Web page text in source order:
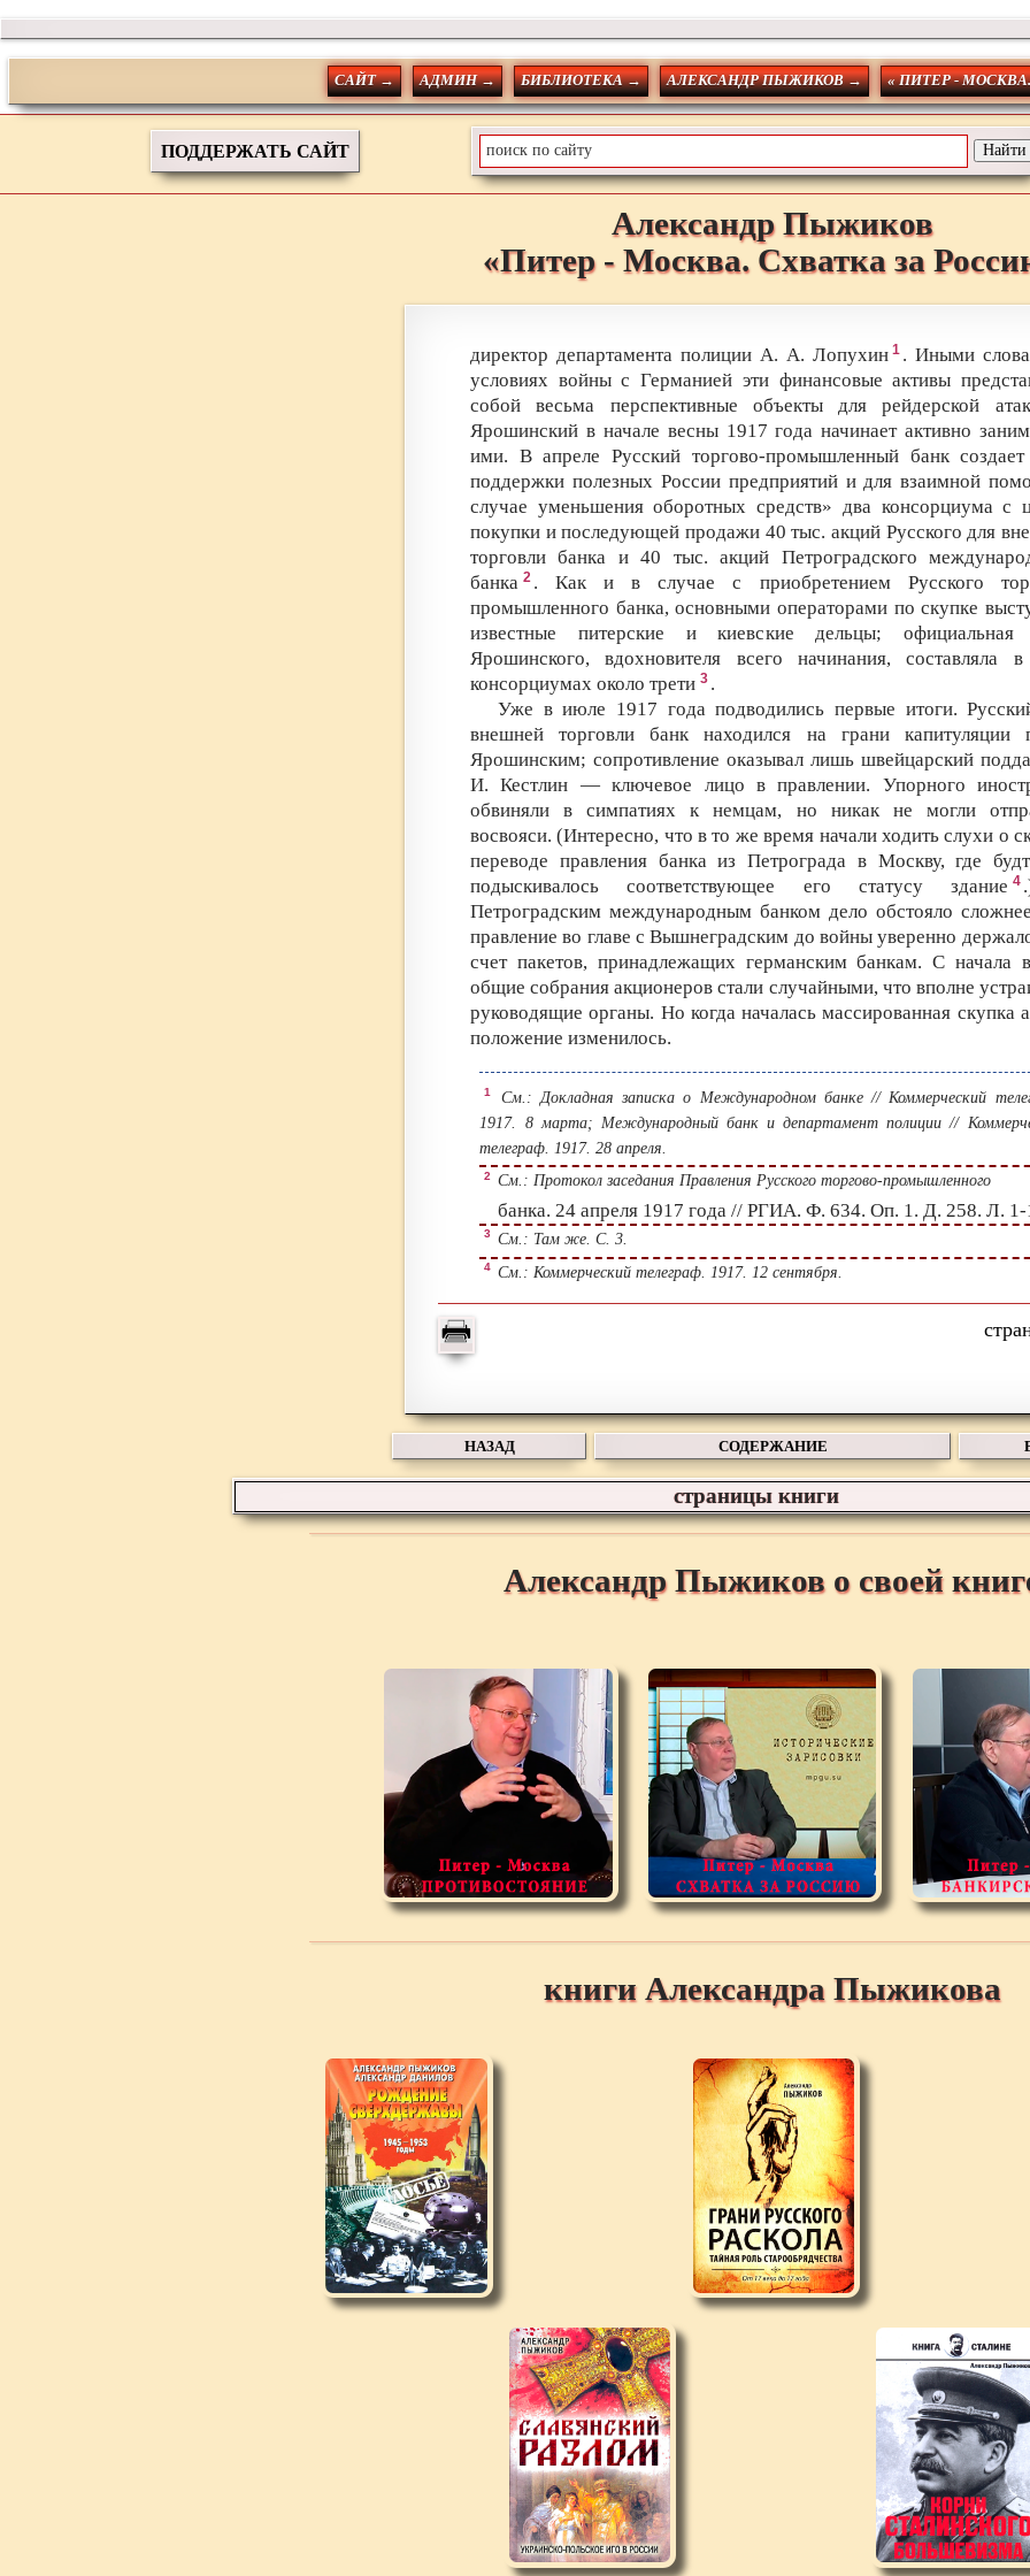
САЙТ → АДМИН → БИБЛИОТЕКА → АЛЕКСАНДР ПЫЖИКОВ → « ПИТЕР -
ПОДДЕРЖАТЬ САЙТ
Александр Пыжиков
«Питер - Москва. Схватка за
директор департамента полиции А. А. Лопухин 1 . Иными
условиях войны с Германией эти финансовые активы
собой весьма перспективные объекты для рейдерской
Ярошинский в начале весны 1917 года начинает активно
ими. В апреле Русский торгово-промышленный банк
поддержки полезных России предприятий и для взаимной
случае уменьшения оборотных средств» два консорциума с
покупки и последующей продажи 40 тыс. акций Русского для
торговли банка и 40 тыс. акций Петроградского
банка 2 . Как и в случае с приобретением Русского
промышленного банка, основными операторами по скупке
известные питерские и киевские дельцы; официальная
Ярошинского, вдохновителя всего начинания, составляла
консорциумах около трети 3 .
Уже в июле 1917 года подводились первые итоги.
внешней торговли банк находился на грани капитуляции
Ярошинским; сопротивление оказывал лишь швейцарский
И. Кестлин — ключевое лицо в правлении. Упорного
обвиняли в симпатиях к немцам, но никак не могли
восвояси. (Интересно, что в то же время начали ходить слухи о
переводе правления банка из Петрограда в Москву, где
подыскивалось соответствующее его статусу здание 4
Петроградским международным банком дело обстояло
правление во главе с Вышнеградским до войны уверенно
счет пакетов, принадлежащих германским банкам. С начала
общие собрания акционеров стали случайными, что вполне
руководящие органы. Но когда началась массированная скупка
положение изменилось.
1
См.: Докладная записка о Международном банке // Коммерческий
1917. 8 марта; Международный банк и департамент полиции //
телеграф. 1917. 28 апреля.
2 См.: Протокол заседания Правления Русского торгово-промышленного
банка. 24 апреля 1917 года // РГИА. Ф. 634. Оп. 1. Д. 258. Л. 1-
3 См.: Там же. С. 3.
4 См.: Коммерческий телеграф. 1917. 12 сентября.
НАЗАД СОДЕРЖАНИЕ
страницы книги
Александр Пыжиков о своей
книги Александра Пыжикова